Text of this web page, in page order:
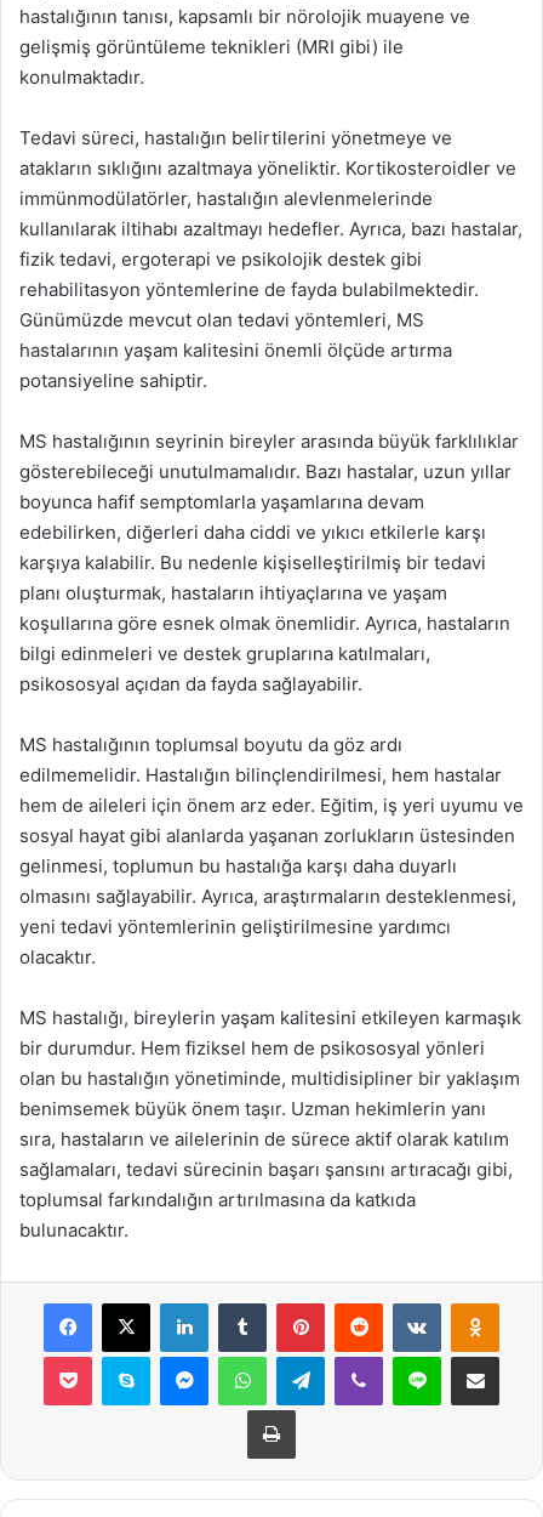
hastalığının tanısı, kapsamlı bir nörolojik muayene ve
gelişmiş görüntüleme teknikleri (MRI gibi) ile
konulmaktadır.
Tedavi süreci, hastalığın belirtilerini yönetmeye ve
atakların sıklığını azaltmaya yöneliktir. Kortikosteroidler ve
immünmodülatörler, hastalığın alevlenmelerinde
kullanılarak iltihabı azaltmayı hedefler. Ayrıca, bazı hastalar,
fizik tedavi, ergoterapi ve psikolojik destek gibi
rehabilitasyon yöntemlerine de fayda bulabilmektedir.
Günümüzde mevcut olan tedavi yöntemleri, MS
hastalarının yaşam kalitesini önemli ölçüde artırma
potansiyeline sahiptir.
MS hastalığının seyrinin bireyler arasında büyük farklılıklar
gösterebileceği unutulmamalıdır. Bazı hastalar, uzun yıllar
boyunca hafif semptomlarla yaşamlarına devam
edebilirken, diğerleri daha ciddi ve yıkıcı etkilerle karşı
karşıya kalabilir. Bu nedenle kişiselleştirilmiş bir tedavi
planı oluşturmak, hastaların ihtiyaçlarına ve yaşam
koşullarına göre esnek olmak önemlidir. Ayrıca, hastaların
bilgi edinmeleri ve destek gruplarına katılmaları,
psikososyal açıdan da fayda sağlayabilir.
MS hastalığının toplumsal boyutu da göz ardı
edilmemelidir. Hastalığın bilinçlendirilmesi, hem hastalar
hem de aileleri için önem arz eder. Eğitim, iş yeri uyumu ve
sosyal hayat gibi alanlarda yaşanan zorlukların üstesinden
gelinmesi, toplumun bu hastalığa karşı daha duyarlı
olmasını sağlayabilir. Ayrıca, araştırmaların desteklenmesi,
yeni tedavi yöntemlerinin geliştirilmesine yardımcı
olacaktır.
MS hastalığı, bireylerin yaşam kalitesini etkileyen karmaşık
bir durumdur. Hem fiziksel hem de psikososyal yönleri
olan bu hastalığın yönetiminde, multidisipliner bir yaklaşım
benimsemek büyük önem taşır. Uzman hekimlerin yanı
sıra, hastaların ve ailelerinin de sürece aktif olarak katılım
sağlamaları, tedavi sürecinin başarı şansını artıracağı gibi,
toplumsal farkındalığın artırılmasına da katkıda
bulunacaktır.
Facebook
X LinkedInTumblr PinterestReddit VKontakte
Pocket Skype MessengerWhatsAppTelegramViber Line E-Posta ile
Yazdır